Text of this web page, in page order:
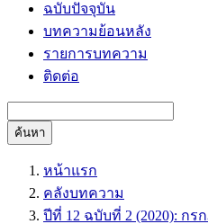
ฉบับปัจจุบัน
บทความย้อนหลัง
รายการบทความ
ติดต่อ
ค้นหา
หน้าแรก
คลังบทความ
ปีที่ 12 ฉบับที่ 2 (2020): กร